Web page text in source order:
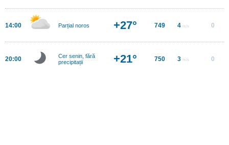
14:00 Parțial noros +27° 749 4 m/s 0
20:00
Cer senin, fără
precipitații
+21° 750 3 m/s 0